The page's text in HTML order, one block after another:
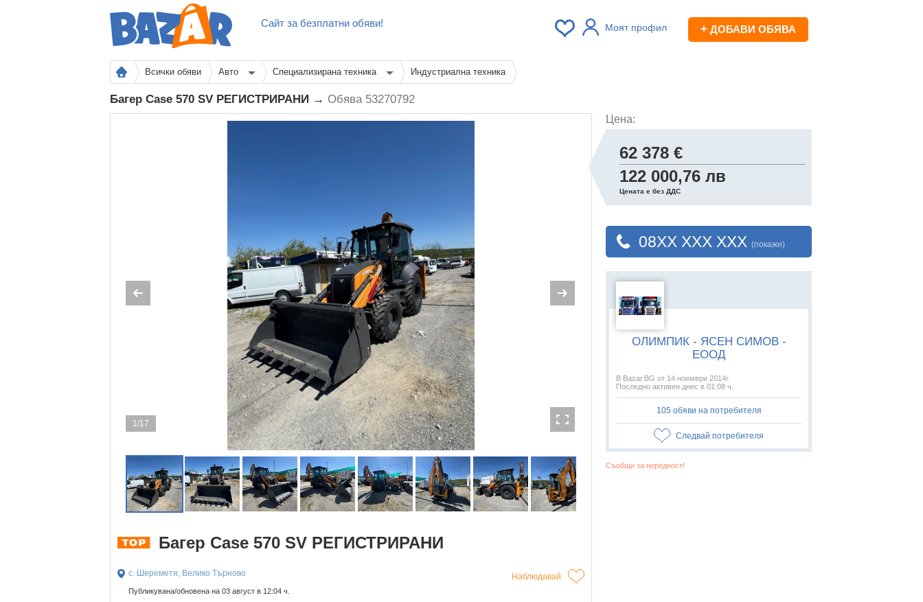
Сайт за безплатни обяви! Моят профил + ДОБАВИ ОБЯВА
Всички обяви Авто Специализирана техника Индустриална техника
Багер Case 570 SV РЕГИСТРИРАНИ → Обява 53270792
1/17
Багер Case 570 SV РЕГИСТРИРАНИ
с. Шереметя, Велико Търново Наблюдавай
Публикувана/обновена на 03 август в 12:04 ч.
Цена:
62 378 €
122 000,76 лв
Цената е без ДДС
08XX XXX XXX (покажи)
ОЛИМПИК - ЯСЕН СИМОВ -
ЕООД
В Bazar.BG от 14 ноември 2014г.
Последно активен днес в 01:08 ч.
105 обяви на потребителя
Следвай потребителя
Съобщи за нередност!